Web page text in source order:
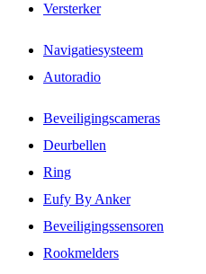
Versterker
Navigatiesysteem
Autoradio
Beveiligingscameras
Deurbellen
Ring
Eufy By Anker
Beveiligingssensoren
Rookmelders